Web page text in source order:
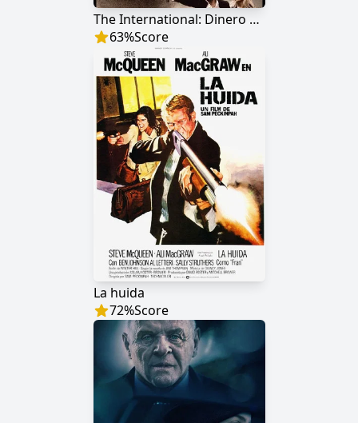
The International: Dinero en la sombra
63%Score
La huida
72%Score